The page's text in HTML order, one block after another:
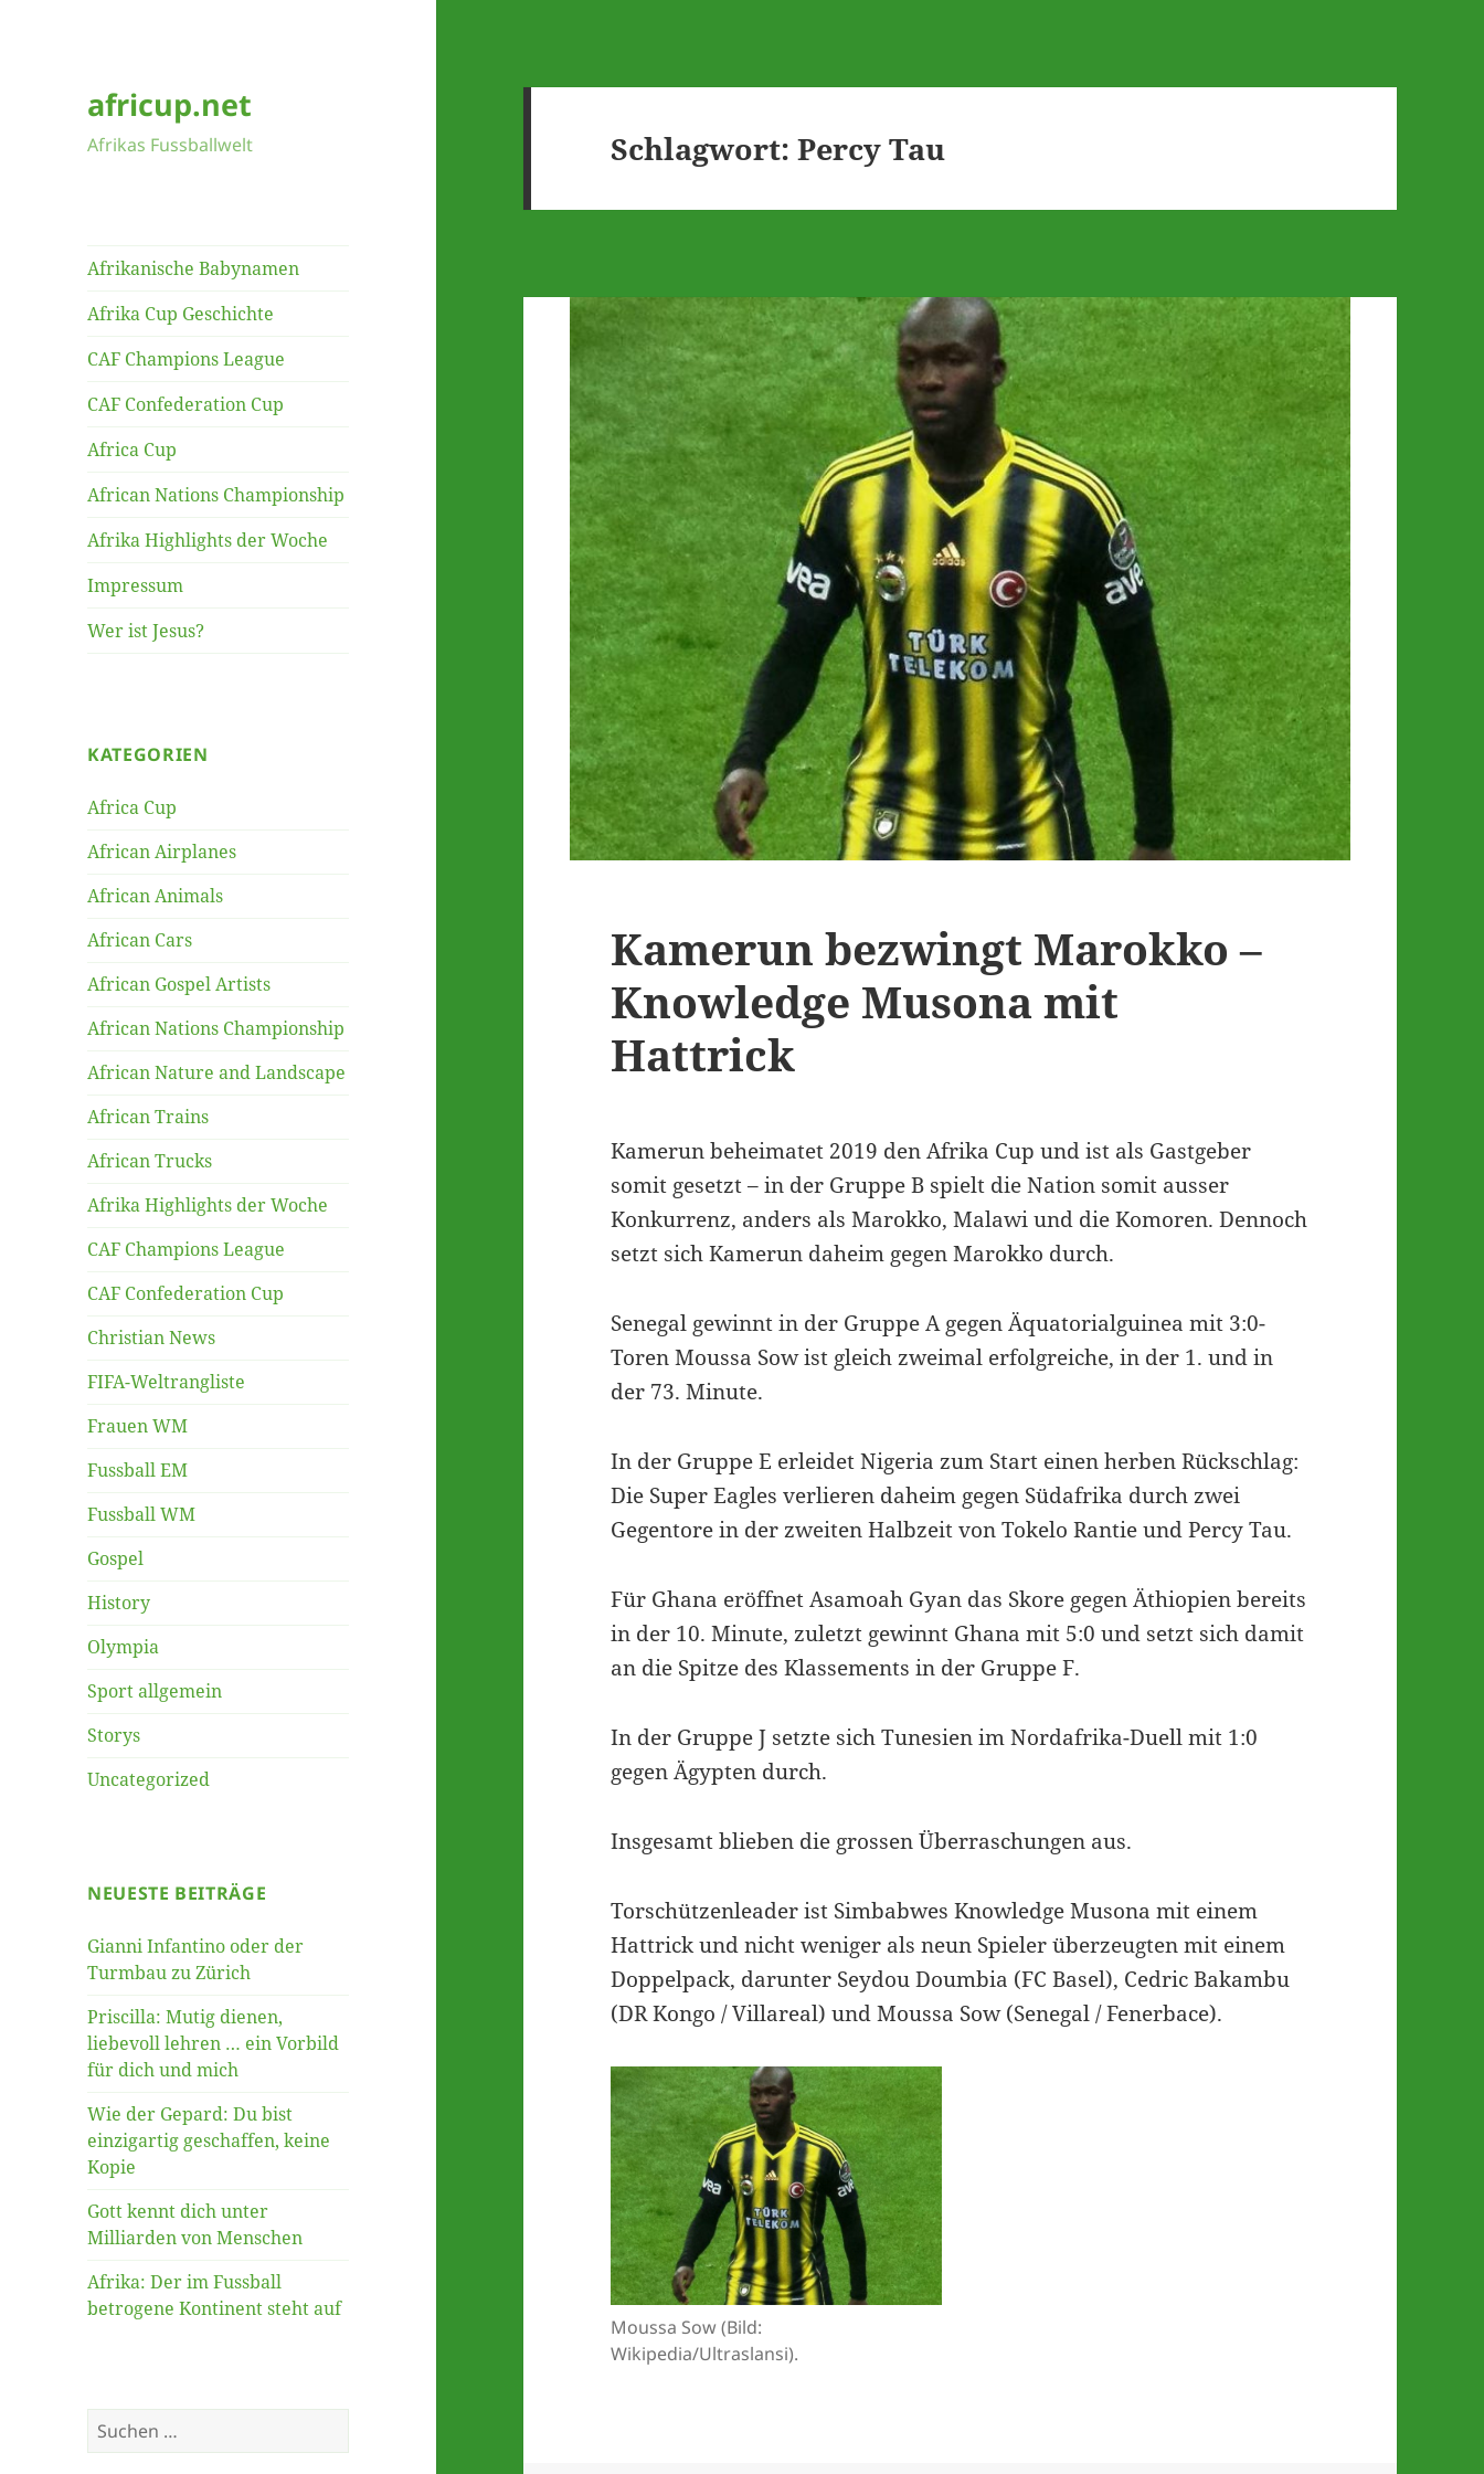
africup.net
Afrikas Fussballwelt
Afrikanische Babynamen
Afrika Cup Geschichte
CAF Champions League
CAF Confederation Cup
Africa Cup
African Nations Championship
Afrika Highlights der Woche
Impressum
Wer ist Jesus?
KATEGORIEN
Africa Cup
African Airplanes
African Animals
African Cars
African Gospel Artists
African Nations Championship
African Nature and Landscape
African Trains
African Trucks
Afrika Highlights der Woche
CAF Champions League
CAF Confederation Cup
Christian News
FIFA-Weltrangliste
Frauen WM
Fussball EM
Fussball WM
Gospel
History
Olympia
Sport allgemein
Storys
Uncategorized
NEUESTE BEITRÄGE
Gianni Infantino oder der
Turmbau zu Zürich
Priscilla: Mutig dienen,
liebevoll lehren … ein Vorbild
für dich und mich
Wie der Gepard: Du bist
einzigartig geschaffen, keine
Kopie
Gott kennt dich unter
Milliarden von Menschen
Afrika: Der im Fussball
betrogene Kontinent steht auf
Suche
nach:
Schlagwort:Percy Tau
Kamerun bezwingt Marokko –
Knowledge Musona mit
Hattrick
Kamerun beheimatet 2019 den Afrika Cup und ist als Gastgeber
somit gesetzt – in der Gruppe B spielt die Nation somit ausser
Konkurrenz, anders als Marokko, Malawi und die Komoren. Dennoch
setzt sich Kamerun daheim gegen Marokko durch.
Senegal gewinnt in der Gruppe A gegen Äquatorialguinea mit 3:0-
Toren Moussa Sow ist gleich zweimal erfolgreiche, in der 1. und in
der 73. Minute.
In der Gruppe E erleidet Nigeria zum Start einen herben Rückschlag:
Die Super Eagles verlieren daheim gegen Südafrika durch zwei
Gegentore in der zweiten Halbzeit von Tokelo Rantie und Percy Tau.
Für Ghana eröffnet Asamoah Gyan das Skore gegen Äthiopien bereits
in der 10. Minute, zuletzt gewinnt Ghana mit 5:0 und setzt sich damit
an die Spitze des Klassements in der Gruppe F.
In der Gruppe J setzte sich Tunesien im Nordafrika-Duell mit 1:0
gegen Ägypten durch.
Insgesamt blieben die grossen Überraschungen aus.
Torschützenleader ist Simbabwes Knowledge Musona mit einem
Hattrick und nicht weniger als neun Spieler überzeugten mit einem
Doppelpack, darunter Seydou Doumbia (FC Basel), Cedric Bakambu
(DR Kongo / Villareal) und Moussa Sow (Senegal / Fenerbace).
Moussa Sow (Bild:
Wikipedia/Ultraslansi).